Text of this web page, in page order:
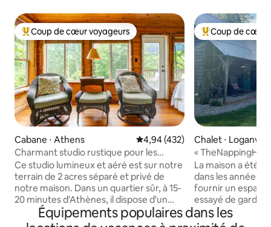
Coups de cœur voyageurs les plus appréciés
Coup de cœur voyageurs
Cabane ⋅ Athens Évaluation moyenne sur la
4,94 (432)
Charmant studio rustique pour les
amoureux de la nature
Ce studio lumineux et aéré est sur notre
terrain de 2 acres séparé et privé de
notre maison. Dans un quartier sûr, à 15-
20 minutes d'Athènes, il dispose d'un
porche arrière privé confortable. Nous
nous efforçons d'être respectueux de
Coups de cœur
Coup de cœur
Chalet ⋅ Loganville
«
luxe au charme
La maison a été
dans les années
fournir un espace
essayé de garder
que possible tout
confort d'aujourd
Équipements populaires dans les